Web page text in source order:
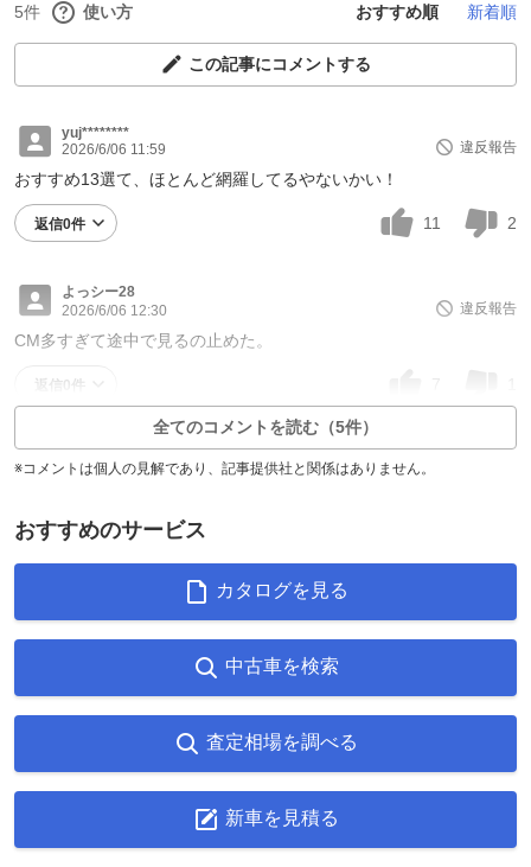
5件 使い方 おすすめ順 新着順
この記事にコメントする
yuj********
2026/6/06 11:59
違反報告
おすすめ13選て、ほとんど網羅してるやないかい！
返信0件 11 2
よっシー28
2026/6/06 12:30
違反報告
CM多すぎて途中で見るの止めた。
返信0件
全てのコメントを読む（5件）
※コメントは個人の見解であり、記事提供社と関係はありません。
おすすめのサービス
カタログを見る
中古車を検索
査定相場を調べる
新車を見積る